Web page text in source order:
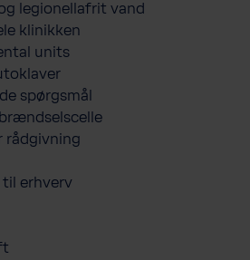
legio­nel­lafrit vand
klinikken
units
spørgsmål
rådgivning
erhverv